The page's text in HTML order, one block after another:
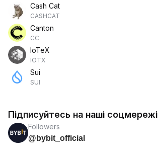
Cash Cat
CASHCAT
Canton
CC
IoTeX
IOTX
Sui
SUI
Підписуйтесь на наші соцмережі
Followers
@bybit_official